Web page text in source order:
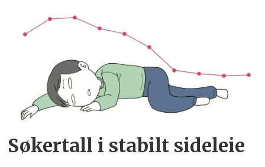
Søkertall i stabilt sideleie